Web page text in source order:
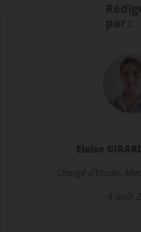
par :
Eloïse
Chargé d'Etudes
4 août